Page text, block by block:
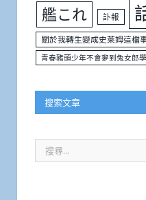
艦これ 訃報
關於我轉生變成史萊姆這檔
青春豬頭少年不會夢到兔女郎
搜索文章